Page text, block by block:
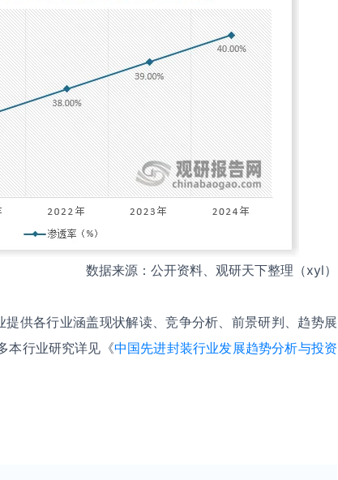
数据来源：公开资料、观研天下整理（xyl）
供各行业涵盖现状解读、竞争分析、前景研判、趋势展
本行业研究详见《中国先进封装行业发展趋势分析与投资